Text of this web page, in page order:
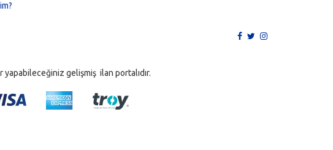
yapabileceğiniz gelişmiş ilan portalıdır.